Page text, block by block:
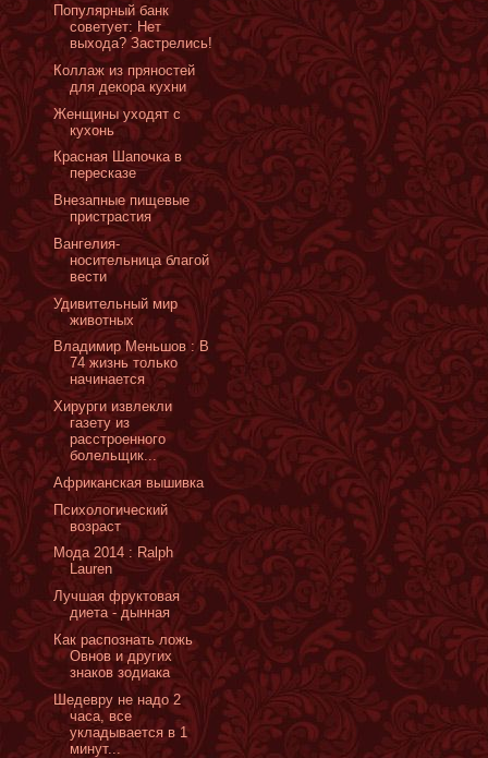
Популярный банк
советует: Нет
выхода? Застрелись!
Коллаж из пряностей
для декора кухни
Женщины уходят с
кухонь
Красная Шапочка в
пересказе
Внезапные пищевые
пристрастия
Вангелия-
носительница благой
вести
Удивительный мир
животных
Владимир Меньшов : В
74 жизнь только
начинается
Хирурги извлекли
газету из
расстроенного
болельщик...
Африканская вышивка
Психологический
возраст
Мода 2014 : Ralph
Lauren
Лучшая фруктовая
диета - дынная
Как распознать ложь
Овнов и других
знаков зодиака
Шедевру не надо 2
часа, все
укладывается в 1
минут...